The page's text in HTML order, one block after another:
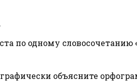
по одному словосочетанию
графически объясните